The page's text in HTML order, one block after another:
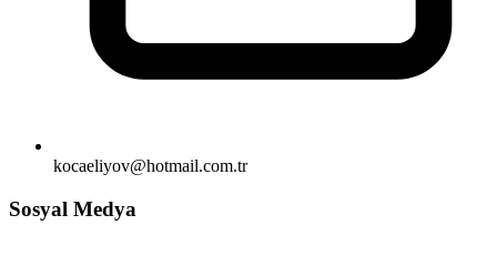
kocaeliyov@hotmail.com.tr
Sosyal Medya